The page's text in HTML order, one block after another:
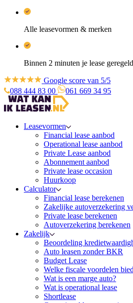
Alle leasevormen & merken
Binnen 2 minuten je lease geregeld
Google score van 5/5
088 444 83 00
061 669 34 95
Leasevormen
Financial lease aanbod
Operational lease aanbod
Private Lease aanbod
Abonnement aanbod
Private lease occasion
Huurkoop
Calculator
Financial lease berekenen
Zakelijke autoverzekering
Private lease berekenen
Autoverzekering berekenen
Zakelijk
Beoordeling
Auto leasen zonder BKR
Budget Lease
Welke fiscale voordelen
Wat is een marge auto?
Wat is operational lease
Shortlease